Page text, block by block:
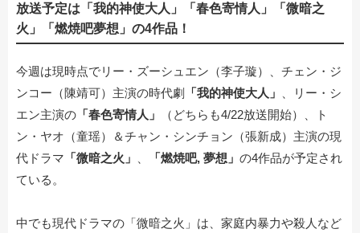
放送予定は「我的神使大人」「春色寄情人」「微暗之
火」「燃焼吧夢想」の4作品！
今週は現時点でリー・ズーシュエン（李子璇）、チェン・ジ
ンコー（陳靖可）主演の時代劇
「我的神使大人」
、リー・シ
エン主演の 「春色寄情人」
（どちらも4/22放送開始）、ト
ン・ヤオ（童瑶）＆チャン・シンチョン（張新成）主演の現
代ドラマ 「微暗之火」 「燃焼吧, 夢想」 の4作品が予定され
ている。
中でも現代ドラマの「微暗之火」は、家庭内暴力や殺人など